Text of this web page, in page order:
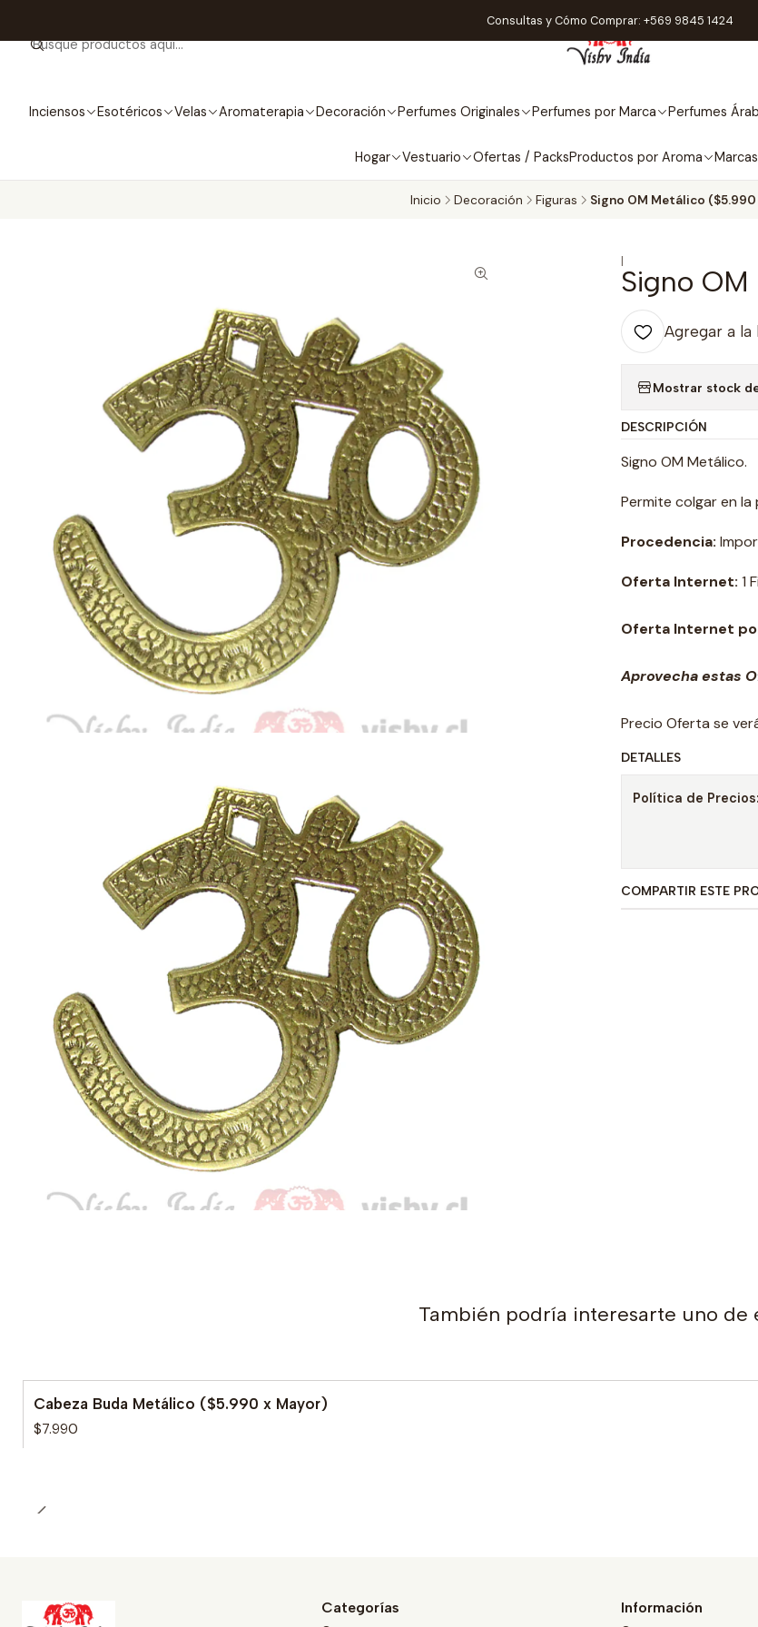
Inciensos Esotéricos Velas Aromaterapia Decoración Perfumes Originales Perfumes por Marca Perfumes
Hogar Vestuario Ofertas / PacksProductos por Aroma Marcas
Consultas y Cómo Comprar: +569 9845 1424
Inicio Decoración Figuras Signo OM Metálico ($5.990
|
Signo
Agregar a
Mostrar stock
DESCRIPCIÓN
Signo OM Metálico.
Permite colgar en la
Procedencia:
Oferta Internet: 1
Oferta Internet
Aprovecha estas
Precio Oferta se
DETALLES
Política de Precios:
COMPARTIR ESTE
También podría interesarte uno de
Cabeza Buda Metálico ($5.990 x Mayor)
$7.990
Categorías Información